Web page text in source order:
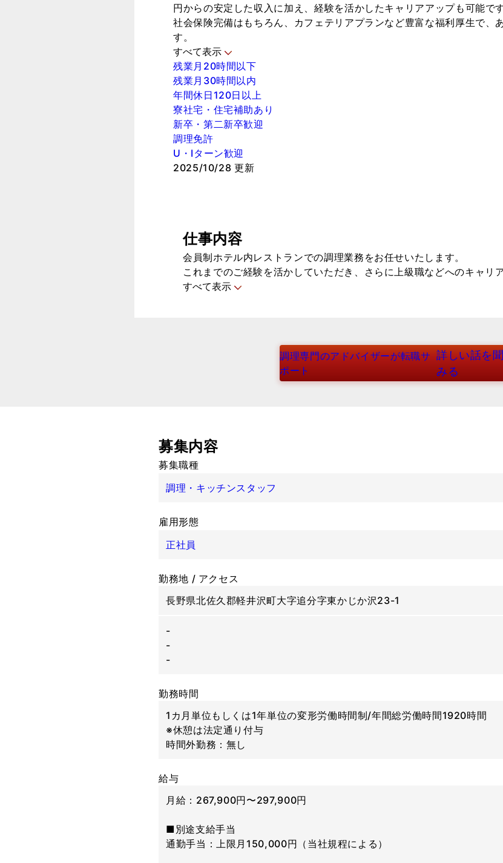
円からの安定した収入に加え、経験を活かしたキャリアアップも可能です
社会保険完備はもちろん、カフェテリアプランなど豊富な福利厚生で、
す。
すべて表示
残業月20時間以下
残業月30時間以内
年間休日120日以上
寮社宅・住宅補助あり
新卒・第二新卒歓迎
調理免許
U・Iターン歓迎
2025/10/28 更新
仕事内容
会員制ホテル内レストランでの調理業務をお任せいたします。
これまでのご経験を活かしていただき、さらに上級職などへのキャリ
すべて表示
調理専門のアドバイザーが転職サ
ポート
詳しい話を
みる
募集内容
募集職種
調理・キッチンスタッフ
雇用形態
正社員
勤務地 / アクセス
長野県北佐久郡軽井沢町大字追分字東かじか沢23-1
-
-
-
勤務時間
1カ月単位もしくは1年単位の変形労働時間制/年間総労働時間1920時間
※休憩は法定通り付与
時間外勤務：無し
給与
月給：267,900円〜297,900円
■別途支給手当
通勤手当：上限月150,000円（当社規程による）